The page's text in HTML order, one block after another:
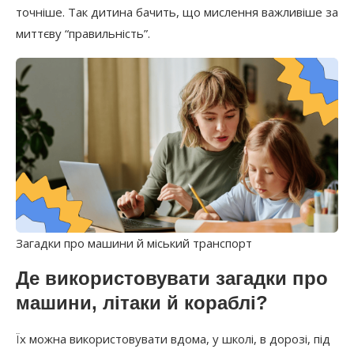
точніше. Так дитина бачить, що мислення важливіше за
миттєву “правильність”.
Загадки про машини й міський транспорт
Де використовувати загадки про
машини, літаки й кораблі?
Їх можна використовувати вдома, у школі, в дорозі, під